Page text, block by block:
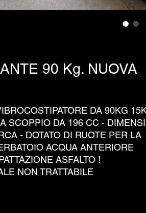
90 Kg. NUOVA
DA 90KG
SCOPPIO DA 196 CC -
- DOTATO DI RUOTE PER LA
ACQUA ANTERIORE
ASFALTO !
NON TRATTABILE